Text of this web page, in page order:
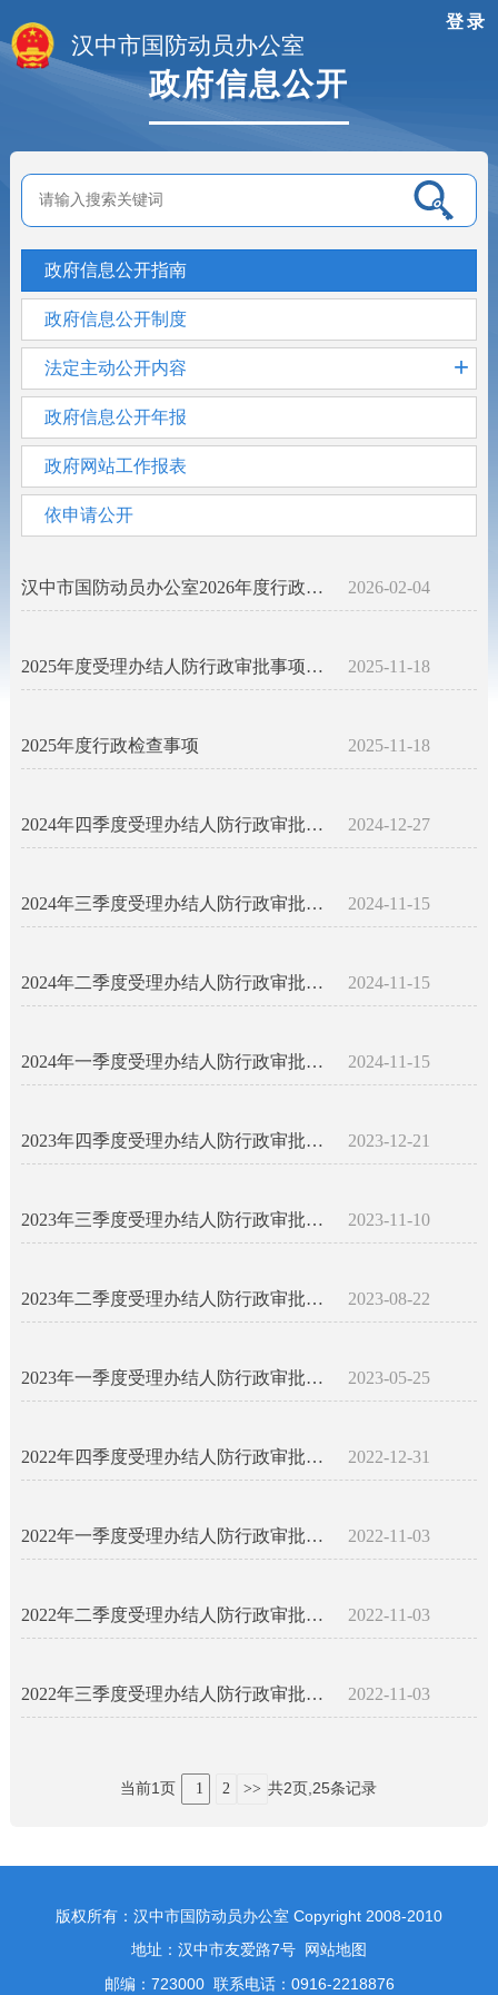
登录
汉中市国防动员办公室
政府信息公开
政府信息公开指南
政府信息公开制度
法定主动公开内容 +
政府信息公开年报
政府网站工作报表
依申请公开
汉中市国防动员办公室2026年度行政检查事项 2026-02-04
2025年度受理办结人防行政审批事项公示名录 2025-11-18
2025年度行政检查事项 2025-11-18
2024年四季度受理办结人防行政审批事项公示名录 2024-12-27
2024年三季度受理办结人防行政审批事项公示名录 2024-11-15
2024年二季度受理办结人防行政审批事项公示名录 2024-11-15
2024年一季度受理办结人防行政审批事项公示名录 2024-11-15
2023年四季度受理办结人防行政审批事项公示名录 2023-12-21
2023年三季度受理办结人防行政审批事项公示名录 2023-11-10
2023年二季度受理办结人防行政审批事项公示名录 2023-08-22
2023年一季度受理办结人防行政审批事项公示名录 2023-05-25
2022年四季度受理办结人防行政审批事项公示名录 2022-12-31
2022年一季度受理办结人防行政审批事项公示名录 2022-11-03
2022年二季度受理办结人防行政审批事项公示名录 2022-11-03
2022年三季度受理办结人防行政审批事项公示名录 2022-11-03
当前1页 1 2 >> 共2页,25条记录
版权所有：汉中市国防动员办公室 Copyright 2008-2010
地址：汉中市友爱路7号
网站地图
邮编：723000 联系电话：0916-2218876